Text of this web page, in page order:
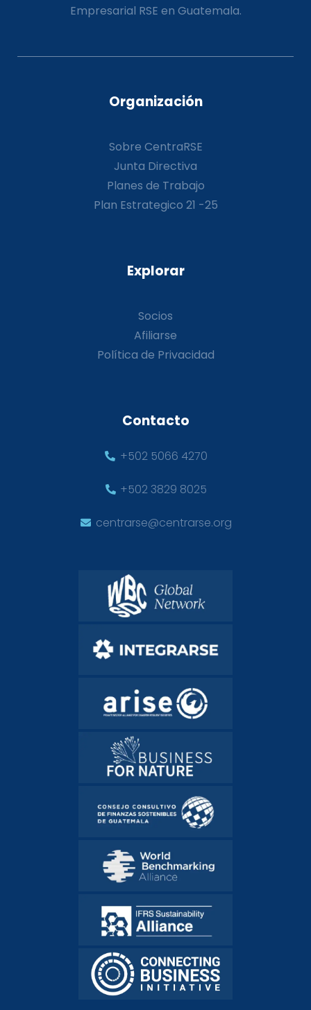
Empresarial RSE en Guatemala.
Organización
Sobre CentraRSE
Junta Directiva
Planes de Trabajo
Plan Estrategico 21 -25
Explorar
Socios
Afiliarse
Política de Privacidad
Contacto
+502 5066 4270
+502 3829 8025
centrarse@centrarse.org